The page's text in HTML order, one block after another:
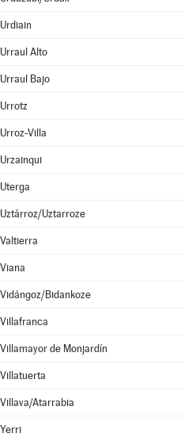
Urdiain
Urraul Alto
Urraul Bajo
Urrotz
Urroz-Villa
Urzainqui
Uterga
Uztárroz/Uztarroze
Valtierra
Viana
Vidángoz/Bidankoze
Villafranca
Villamayor de Monjardín
Villatuerta
Villava/Atarrabia
Yerri